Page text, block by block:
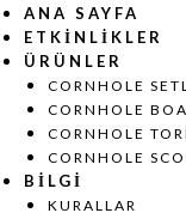
ANA SAYFA
ETKINLIKLER
ÜRÜNLER
CORNHOLE
CORNHOLE
CORNHOLE
CORNHOLE
BILGI
KURALLAR